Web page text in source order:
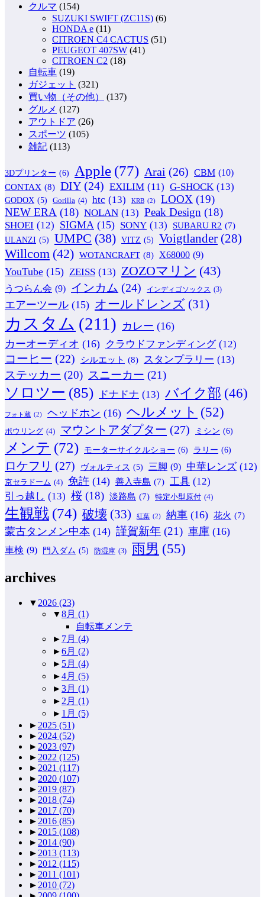
クルマ (154)
SUZUKI SWIFT (ZC11S) (6)
HONDA e (11)
CITROEN C4 CACTUS (51)
PEUGEOT 407SW (41)
CITROEN C2 (18)
自転車 (19)
ガジェット (321)
買い物（その他）
(137)
グルメ (127)
アウトドア (26)
スポーツ (105)
雑記 (113)
3Dプリンター (6) Apple (77) Arai (26) CBM (10)
CONTAX (8) DIY (24) EXILIM (11) G-SHOCK (13)
GODOX (5) Gorilla (4) htc (13) KRB (2) LOOX (19)
NEW ERA (18) NOLAN (13) Peak Design (18)
SHOEI (12) SIGMA (15) SONY (13) SUBARU R2 (7)
ULANZI (5) UMPC (38) VITZ (5) Voigtlander (28)
Willcom (42) WOTANCRAFT (8) X68000 (9)
YouTube (15) ZEISS (13) ZOZOマリン (43)
うつらん会 (9) インカム (24) インディゴソックス (3)
エアーツール (15) オールドレンズ (31)
カスタム (211) カレー (16)
カーオーディオ (16) クラウドファンディング (12)
コーヒー (22) シルエット (8) スタンプラリー (13)
ステッカー (20) スニーカー (21)
ソロツー (85) ドナドナ (13) バイク部 (46)
フォト蔵 (2) ヘッドホン (16) ヘルメット (52)
ボウリング (4) マウントアダプター (27) ミシン (6)
メンテ (72) モーターサイクルショー (6) ラリー (6)
ロケフリ (27) ヴォルティス (5) 三脚 (9) 中華レンズ (12)
京セラドーム (4) 免許 (14) 善入寺島 (7) 工具 (12)
引っ越し (13) 桜 (18) 淡路島 (7) 特定小型原付 (4)
生観戦 (74) 破壊 (33) 紅葉 (2) 納車 (16) 花火 (7)
蒙古タンメン中本 (14) 謹賀新年 (21) 車庫 (16)
車検 (9) 門入ダム (5) 防湿庫 (3) 雨男 (55)
archives
▼ 2026 (23)
▼8月 (1)
自転車メンテ
► 7月 (4)
►6月 (2)
► 5月 (4)
►4月 (5)
►3月 (1)
► 2月 (1)
► 1月 (5)
► 2025 (51)
► 2024 (52)
► 2023 (97)
► 2022 (125)
► 2021 (117)
► 2020 (107)
► 2019 (87)
► 2018 (74)
► 2017 (70)
► 2016 (85)
► 2015 (108)
► 2014 (90)
► 2013 (113)
► 2012 (115)
► 2011 (101)
► 2010 (72)